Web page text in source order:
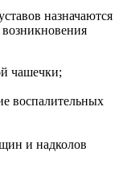
назначаются
чашечки;
воспалительных
и надколов